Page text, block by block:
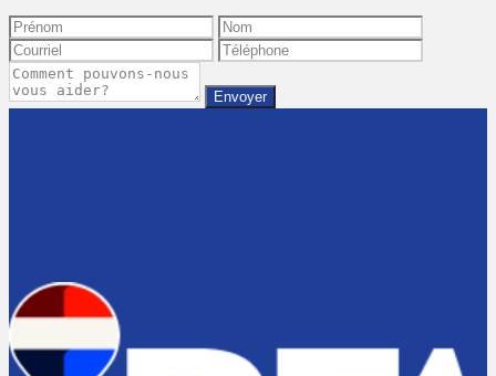
Envoyer